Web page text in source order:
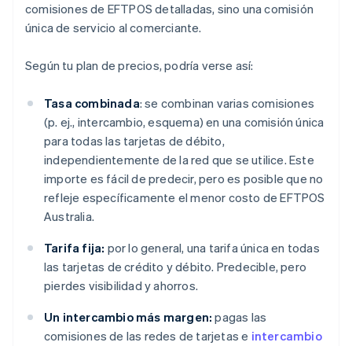
comisiones de EFTPOS detalladas, sino una comisión
única de servicio al comerciante.
Según tu plan de precios, podría verse así:
Tasa combinada: se combinan varias comisiones
(p. ej., intercambio, esquema) en una comisión única
para todas las tarjetas de débito,
independientemente de la red que se utilice. Este
importe es fácil de predecir, pero es posible que no
refleje específicamente el menor costo de EFTPOS
Australia.
Tarifa fija: por lo general, una tarifa única en todas
las tarjetas de crédito y débito. Predecible, pero
pierdes visibilidad y ahorros.
Un intercambio más margen: pagas las
comisiones de las redes de tarjetas e intercambio